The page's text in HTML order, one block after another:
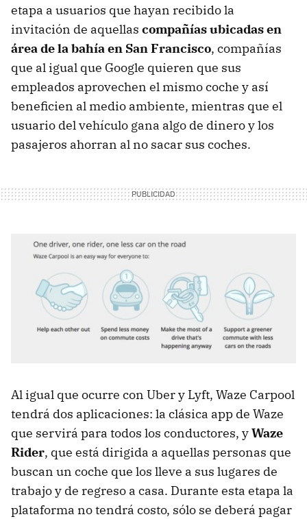
etapa a usuarios que hayan recibido la
invitación de aquellas compañías ubicadas en
área de la bahía en San Francisco, compañías
que al igual que Google quieren que sus
empleados aprovechen el mismo coche y así
beneficien al medio ambiente, mientras que el
usuario del vehículo gana algo de dinero y los
pasajeros ahorran al no sacar sus coches.
Al igual que ocurre con Uber y Lyft, Waze Carpool
tendrá dos aplicaciones: la clásica app de Waze
que servirá para todos los conductores, yWaze
Rider, que está dirigida a aquellas personas que
buscan un coche que los lleve a sus lugares de
trabajo y de regreso a casa. Durante esta etapa la
plataforma no tendrá costo, sólo se deberá pagar